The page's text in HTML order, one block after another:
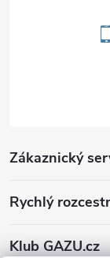
Zákaznický
Rychlý
Klub GAZU.cz